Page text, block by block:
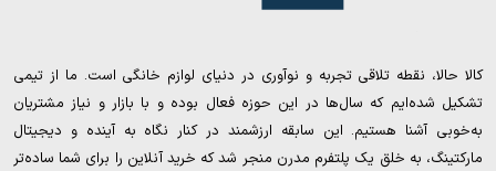
کالا حالا، نقطه تلاقی تجربه و نوآوری در دنیای لوازم خانگی است. ما از تیمی
تشکیل شده‌ایم که سال‌ها در این حوزه فعال بوده و با بازار و نیاز مشتریان
به‌خوبی آشنا هستیم. این سابقه ارزشمند در کنار نگاه به آینده و دیجیتال
مارکتینگ، به خلق یک پلتفرم مدرن منجر شد که خرید آنلاین را برای شما ساده‌تر